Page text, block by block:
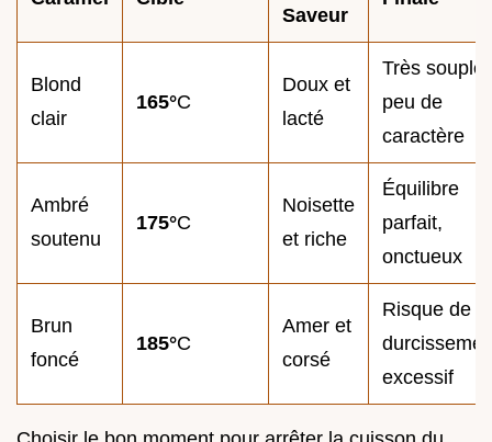
Saveur
Blond
clair
165°C
Doux et
lacté
Très souple,
peu de
caractère
Ambré
soutenu
175°C
Noisette
et riche
Équilibre
parfait,
onctueux
Brun
foncé
185°C
Amer et
corsé
Risque de
excessif